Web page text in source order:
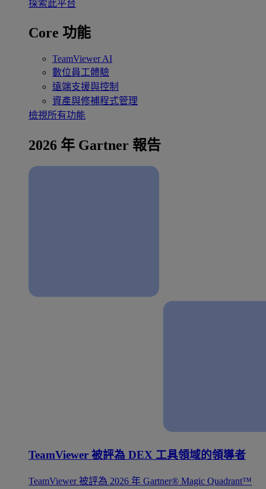
探索此平台
Core 功能
TeamViewer AI
數位員工體驗
遠端支援與控制
資產與修補程式管理
檢視所有功能
2026 年 Gartner 報告
TeamViewer 被評為 DEX 工具領域的領導者
TeamViewer 被評為 2026 年 Gartner® Magic Quadrant™